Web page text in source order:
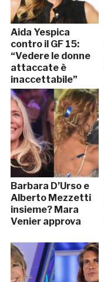
Aida Yespica
contro il GF 15:
“Vedere le donne
attaccate è
inaccettabile”
Barbara D’Urso e
Alberto Mezzetti
insieme? Mara
Venier approva